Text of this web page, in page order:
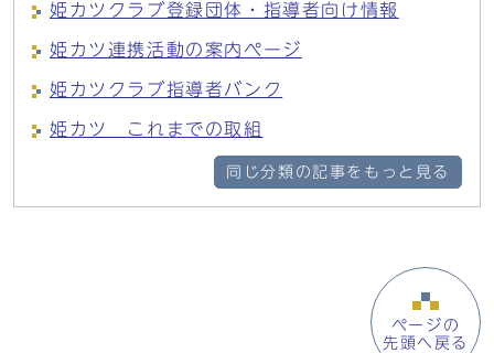
姫カツクラブ登録団体・指導者向け情報
姫カツ連携活動の案内ページ
姫カツクラブ指導者バンク
姫カツ これまでの取組
同じ分類の記事をもっと見る
ページの
先頭へ戻る